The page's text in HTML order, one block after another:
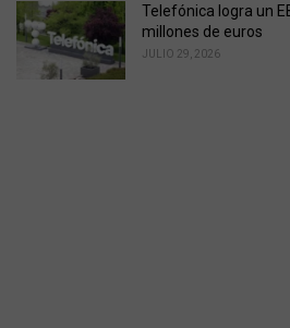
Telefónica logra un
millones de euros
JULIO 29, 2026